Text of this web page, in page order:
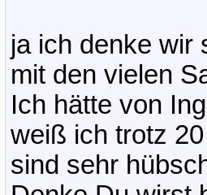
ja ich denke wir
mit den vielen
Ich hätte von
weiß ich trotz
sind sehr